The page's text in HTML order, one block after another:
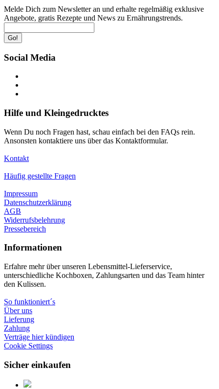
Melde Dich zum Newsletter an und erhalte regelmäßig exklusive
Angebote, gratis Rezepte und News zu Ernährungstrends.
Go!
Social Media
Hilfe und Kleingedrucktes
Wenn Du noch Fragen hast, schau einfach bei den FAQs rein.
Ansonsten kontaktiere uns über das Kontaktformular.
Kontakt
Häufig gestellte Fragen
Impressum
Datenschutzerklärung
AGB
Widerrufsbelehrung
Pressebereich
Informationen
Erfahre mehr über unseren Lebensmittel-Lieferservice,
unterschiedliche Kochboxen, Zahlungsarten und das Team hinter
den Kulissen.
So funktioniert´s
Über uns
Lieferung
Zahlung
Verträge hier kündigen
Cookie Settings
Sicher einkaufen